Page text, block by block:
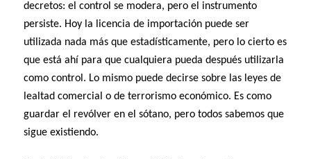
decretos: el control se modera, pero el instrumento
persiste. Hoy la licencia de importación puede ser
utilizada nada más que estadísticamente, pero lo cierto es
que está ahí para que cualquiera pueda después utilizarla
como control. Lo mismo puede decirse sobre las leyes de
lealtad comercial o de terrorismo económico. Es como
guardar el revólver en el sótano, pero todos sabemos que
sigue existiendo.